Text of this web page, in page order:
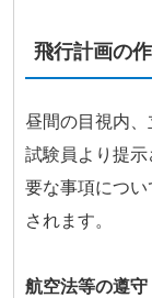
飛行計画の
昼間の目視内
試験員より提
要な事項につ
されます。
航空法等の遵守